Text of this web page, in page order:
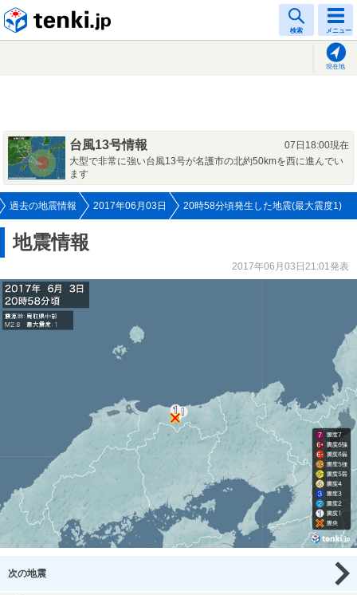
検索 メニュー
現在地
台風13号情報
07日18:00現在
大型で非常に強い台風13号が名護市の北約50kmを西に進んでい
ます
過去の地震情報 2017年06月03日 20時58分頃発生した地震(最大震度1)
地震情報
2017年06月03日21:01発表
次の地震